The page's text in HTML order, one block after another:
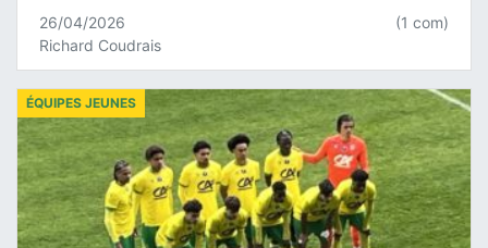
26/04/2026
Richard Coudrais
(1 com)
ÉQUIPES JEUNES